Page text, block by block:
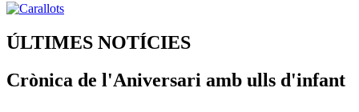
ÚLTIMES NOTÍCIES
Crònica de l'Aniversari amb ulls d'infant